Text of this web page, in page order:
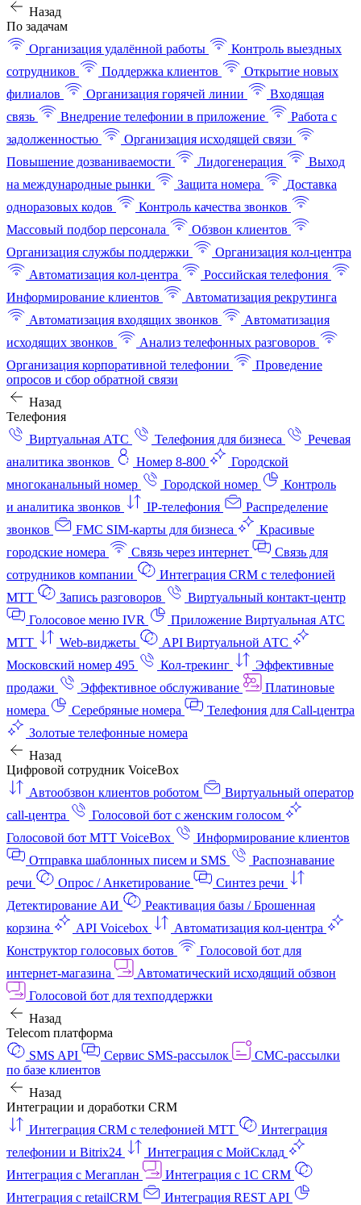
Назад
По задачам
Организация удалённой работы
Контроль выездных
сотрудников
Поддержка клиентов
Открытие новых
филиалов
Организация горячей линии
Входящая
связь
Внедрение телефонии в приложение
Работа с
задолженностью
Организация исходящей связи
Повышение дозваниваемости
Лидогенерация
Выход
на международные рынки
Защита номера
Доставка
одноразовых кодов
Контроль качества звонков
Массовый подбор персонала
Обзвон клиентов
Организация службы поддержки
Организация кол-центра
Автоматизация кол-центра
Российская телефония
Информирование клиентов
Автоматизация рекрутинга
Автоматизация входящих звонков
Автоматизация
исходящих звонков
Анализ телефонных разговоров
Организация корпоративной телефонии
Проведение
опросов и сбор обратной связи
Назад
Телефония
Виртуальная АТС
Телефония для бизнеса
Речевая
аналитика звонков
Номер 8-800
Городской
многоканальный номер
Городской номер
Контроль
и аналитика звонков
IP-телефония
Распределение
звонков
FMC SIM-карты для бизнеса
Красивые
городские номера
Связь через интернет
Связь для
сотрудников компании
Интеграция CRM с телефонией
МТТ
Запись разговоров
Виртуальный контакт‑центр
Голосовое меню IVR
Приложение Виртуальная АТС
МТТ
Web-виджеты
API Виртуальной АТС
Московский номер 495
Кол-трекинг
Эффективные
продажи
Эффективное обслуживание
Платиновые
номера
Серебряные номера
Телефония для Call-центра
Золотые телефонные номера
Назад
Цифровой сотрудник VoiceBox
Автообзвон клиентов роботом
Виртуальный оператор
call-центра
Голосовой бот с женским голосом
Голосовой бот МТТ VoiceBox
Информирование клиентов
Отправка шаблонных писем и SMS
Распознавание
речи
Опрос / Анкетирование
Синтез речи
Детектирование АИ
Реактивация базы / Брошенная
корзина
API Voicebox
Автоматизация кол‑центра
Конструктор голосовых ботов
Голосовой бот для
интернет‑магазина
Автоматический исходящий обзвон
Голосовой бот для техподдержки
Назад
Telecom платформа
SMS API
Сервис SMS-рассылок
СМС-рассылки
по базе клиентов
Назад
Интеграции и доработки CRM
Интеграция CRM с телефонией МТТ
Интеграция
телефонии и Bitrix24
Интеграция с МойСклад
Интеграция с Мегаплан
Интеграция с 1C CRM
Интеграция с retailCRM
Интеграция REST API